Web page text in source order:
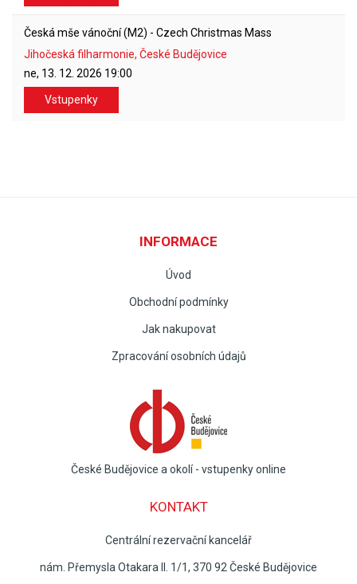
Česká mše vánoční (M2) - Czech Christmas Mass
Jihočeská filharmonie, České Budějovice
ne, 13. 12. 2026 19:00
Vstupenky
INFORMACE
Úvod
Obchodní podmínky
Jak nakupovat
Zpracování osobních údajů
České Budějovice a okolí - vstupenky online
KONTAKT
Centrální rezervační kancelář
nám. Přemysla Otakara II. 1/1, 370 92 České Budějovice